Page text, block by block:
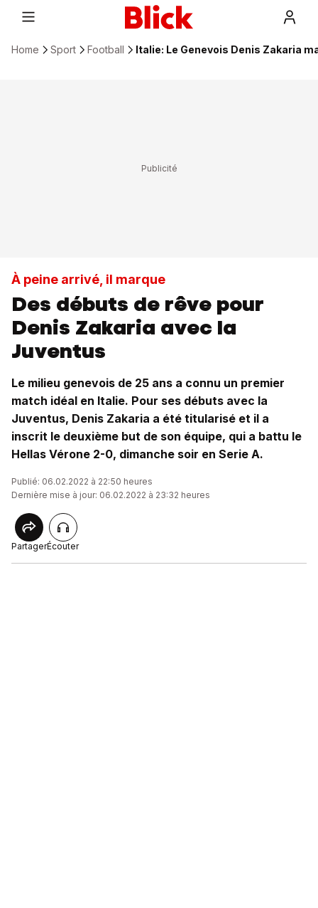
Home Sport Football Italie: Le Genevois Denis Zakaria
À peine arrivé, il marque
Des débuts de rêve pour
Denis Zakaria avec la
Juventus
Le milieu genevois de 25 ans a connu un premier
match idéal en Italie. Pour ses débuts avec la
Juventus, Denis Zakaria a été titularisé et il a
inscrit le deuxième but de son équipe, qui a battu le
Hellas Vérone 2-0, dimanche soir en Serie A.
Publié: 06.02.2022 à 22:50 heures
Dernière mise à jour: 06.02.2022 à 23:32 heures
PartagerÉcouter